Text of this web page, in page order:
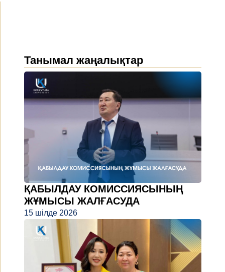
Танымал жаңалықтар
ҚАБЫЛДАУ КОМИССИЯСЫНЫҢ
ЖҰМЫСЫ ЖАЛҒАСУДА
15 шілде 2026